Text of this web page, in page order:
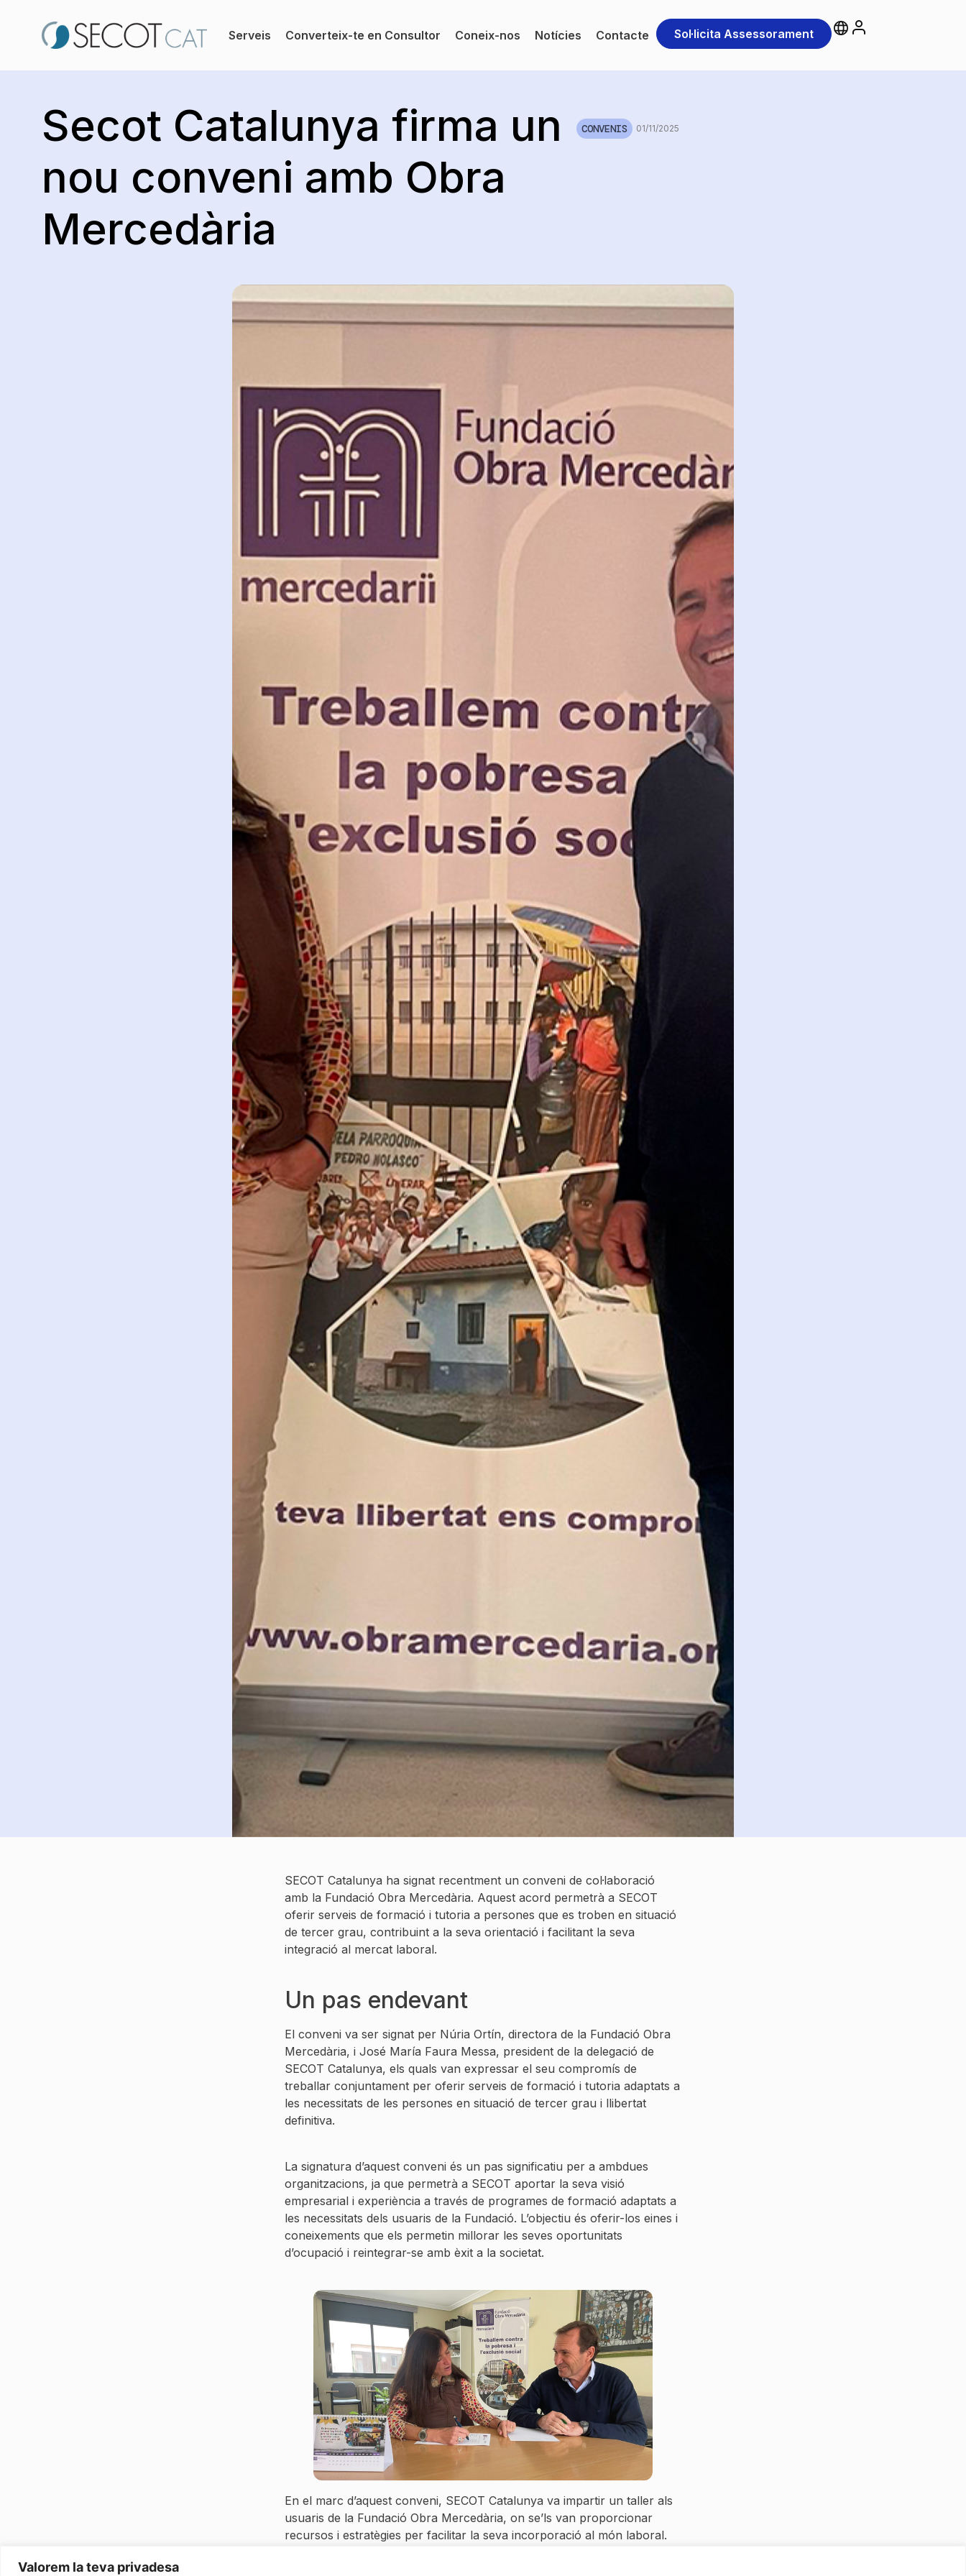
Valorem la teva privadesa
Serveis Converteix-te en Consultor Coneix-nos Notícies Contacte Sol·licita Assessorament
Secot Catalunya firma un
nou conveni amb Obra
Mercedària
CONVENIS 01/11/2025
SECOT Catalunya ha signat recentment un conveni de col·laboració
amb la Fundació Obra Mercedària. Aquest acord permetrà a SECOT
oferir serveis de formació i tutoria a persones que es troben en situació
de tercer grau, contribuint a la seva orientació i facilitant la seva
integració al mercat laboral.
Un pas endevant
El conveni va ser signat per Núria Ortín, directora de la Fundació Obra
Mercedària, i José María Faura Messa, president de la delegació de
SECOT Catalunya, els quals van expressar el seu compromís de
treballar conjuntament per oferir serveis de formació i tutoria adaptats a
les necessitats de les persones en situació de tercer grau i llibertat
definitiva.
La signatura d’aquest conveni és un pas significatiu per a ambdues
organitzacions, ja que permetrà a SECOT aportar la seva visió
empresarial i experiència a través de programes de formació adaptats a
les necessitats dels usuaris de la Fundació. L’objectiu és oferir-los eines i
coneixements que els permetin millorar les seves oportunitats
d’ocupació i reintegrar-se amb èxit a la societat.
En el marc d’aquest conveni, SECOT Catalunya va impartir un taller als
usuaris de la Fundació Obra Mercedària, on se’ls van proporcionar
recursos i estratègies per facilitar la seva incorporació al món laboral.